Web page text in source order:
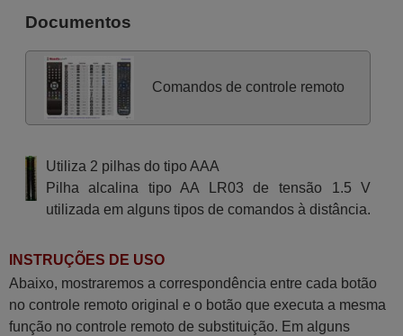
Documentos
Comandos de controle remoto
Utiliza 2 pilhas do tipo AAA
Pilha alcalina tipo AA LR03 de tensão 1.5 V
utilizada em alguns tipos de comandos à distância.
INSTRUÇÕES DE USO
Abaixo, mostraremos a correspondência entre cada botão
no controle remoto original e o botão que executa a mesma
função no controle remoto de substituição. Em alguns